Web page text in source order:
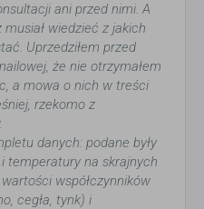
ani przed nimi. A
wiedzieć z jakich
Uprzedziłem przed
że nie otrzymałem
a mowa o nich w treści
rzekomo z
danych: podane były
temperatury na skrajnych
współczynników
cegła, tynk) i